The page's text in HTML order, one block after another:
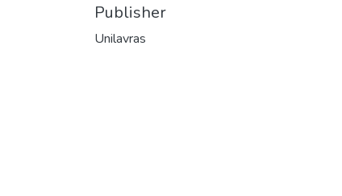
Publisher
Unilavras